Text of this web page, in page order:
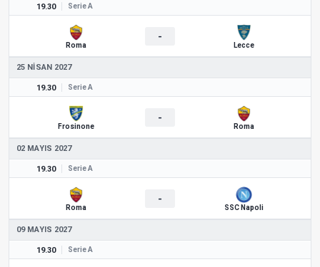
19.30 Serie A
Roma
-
Lecce
25 NISAN 2027
19.30 Serie A
Frosinone
-
Roma
02 MAYIS 2027
19.30 Serie A
Roma
-
SSC Napoli
09 MAYIS 2027
19.30 Serie A